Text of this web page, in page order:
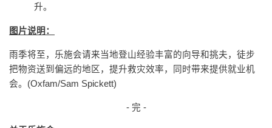
升。
图片说明：
雨季将至，乐施会请来当地登山经验丰富的向导和挑夫，徒步
把物资送到偏远的地区，提升救灾效率，同时带来提供就业机
会。(Oxfam/Sam Spickett)
- 完 -